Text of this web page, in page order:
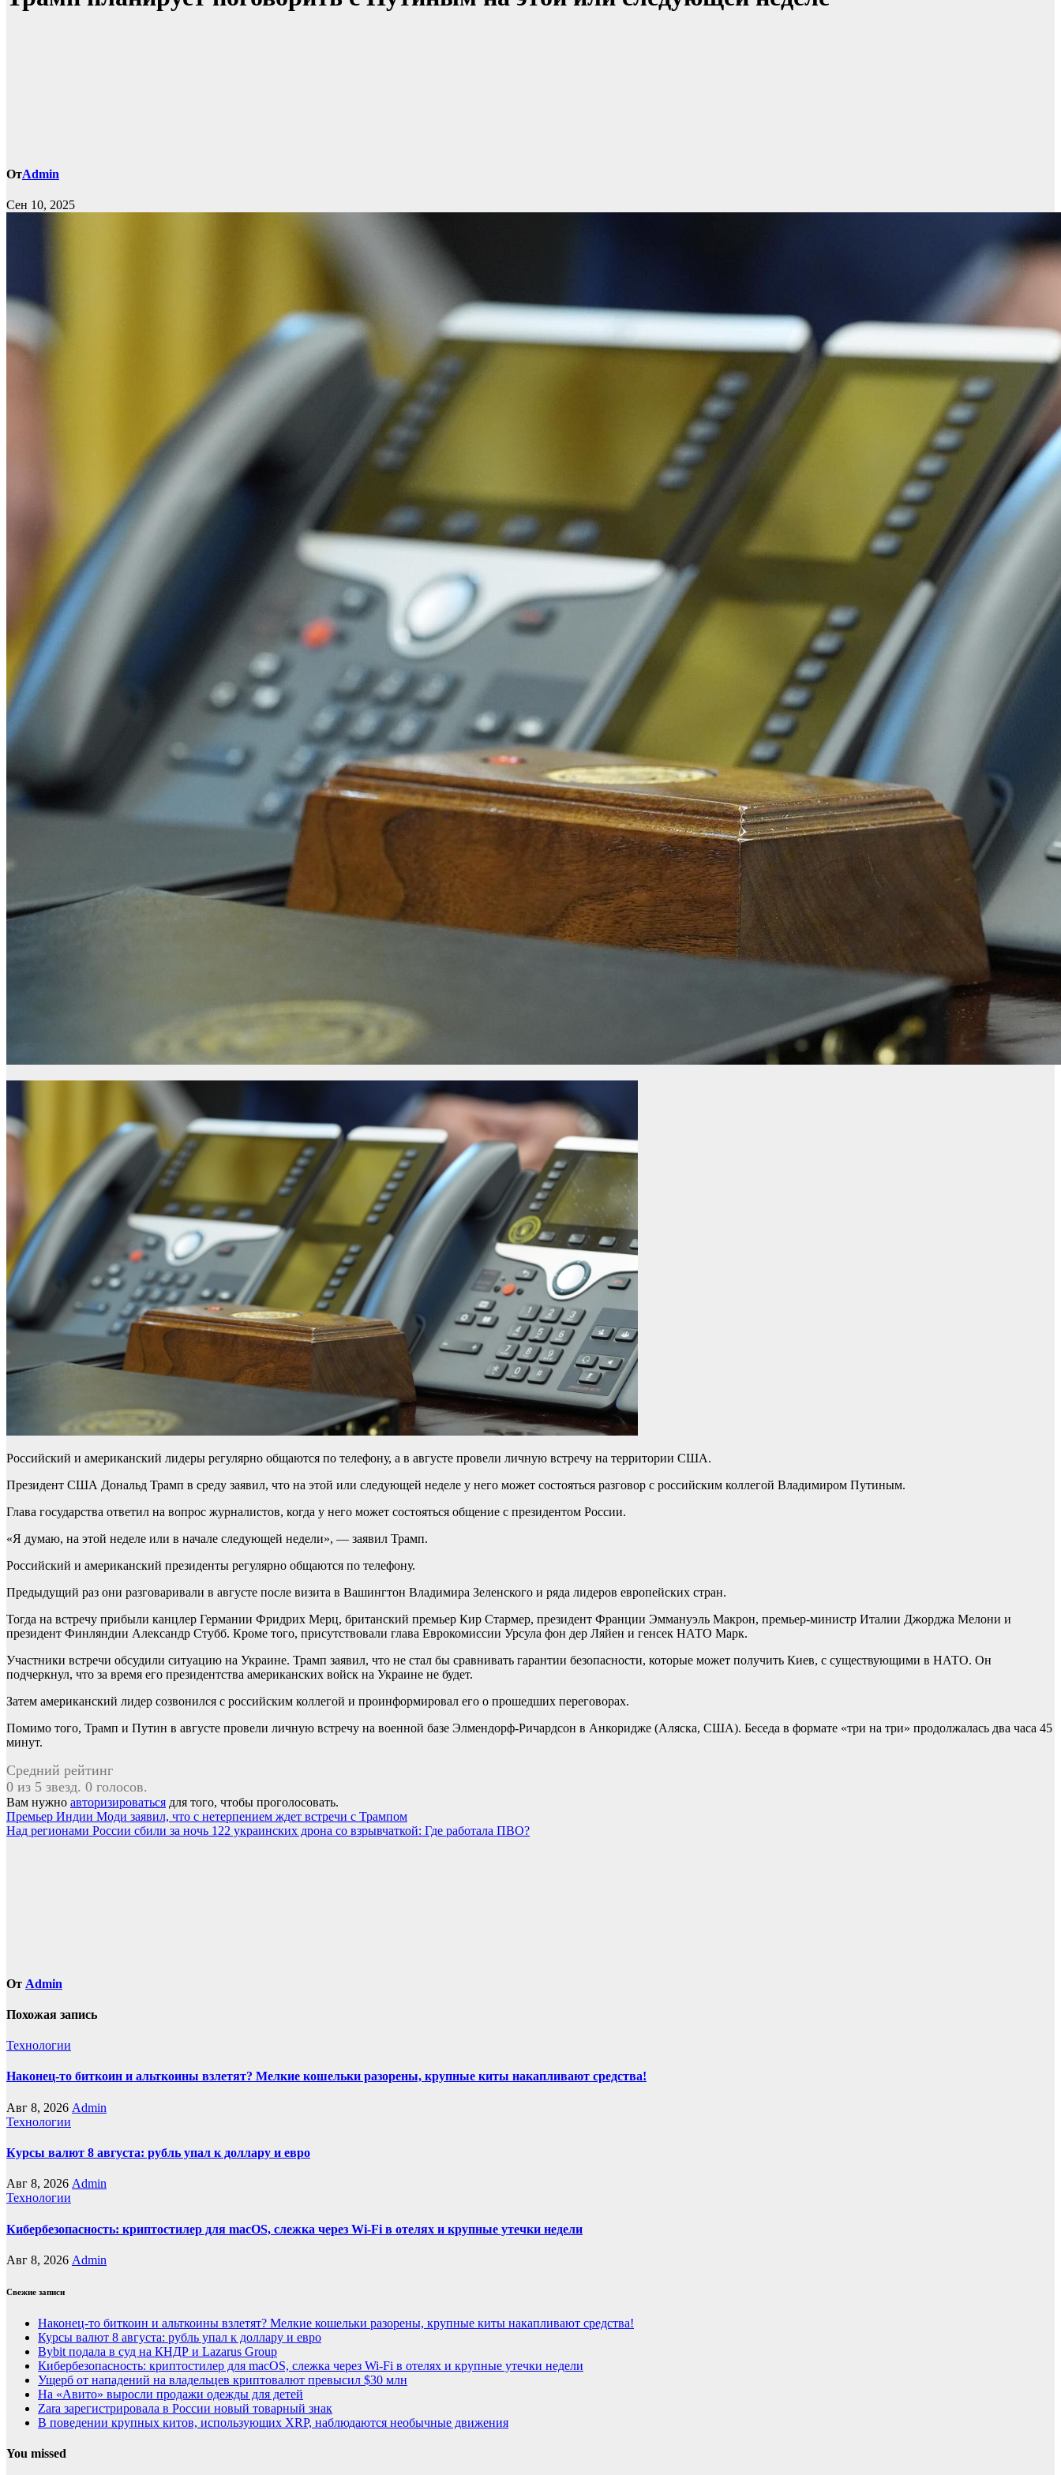
ОтAdmin
Сен 10, 2025
Российский и американский лидеры регулярно общаются по телефону, а в августе провели личную встречу на территории США.
Президент США Дональд Трамп в среду заявил, что на этой или следующей неделе у него может состояться разговор с российским коллегой Владимиром Путиным.
Глава государства ответил на вопрос журналистов, когда у него может состояться общение с президентом России.
«Я думаю, на этой неделе или в начале следующей недели», — заявил Трамп.
Российский и американский президенты регулярно общаются по телефону.
Предыдущий раз они разговаривали в августе после визита в Вашингтон Владимира Зеленского и ряда лидеров европейских стран.
Тогда на встречу прибыли канцлер Германии Фридрих Мерц, британский премьер Кир Стармер, президент Франции Эммануэль Макрон, премьер-министр Италии Джорджа Мелони и
президент Финляндии Александр Стубб. Кроме того, присутствовали глава Еврокомиссии Урсула фон дер Ляйен и генсек НАТО Марк.
Участники встречи обсудили ситуацию на Украине. Трамп заявил, что не стал бы сравнивать гарантии безопасности, которые может получить Киев, с существующими в НАТО. Он
подчеркнул, что за время его президентства американских войск на Украине не будет.
Затем американский лидер созвонился с российским коллегой и проинформировал его о прошедших переговорах.
Помимо того, Трамп и Путин в августе провели личную встречу на военной базе Элмендорф-Ричардсон в Анкоридже (Аляска, США). Беседа в формате «три на три» продолжалась два часа 45
минут.
Средний рейтинг
0 из 5 звезд. 0 голосов.
Вам нужно авторизироваться для того, чтобы проголосовать.
Навигация
по
Премьер Индии Моди заявил, что с нетерпением ждет встречи с Трампом
Над регионами России сбили за ночь 122 украинских дрона со взрывчаткой: Где работала ПВО?
От Admin
Похожая запись
Технологии
Наконец-то биткоин и альткоины взлетят? Мелкие кошельки разорены, крупные киты накапливают средства!
Авг 8, 2026 Admin
Технологии
Курсы валют 8 августа: рубль упал к доллару и евро
Авг 8, 2026 Admin
Технологии
Кибербезопасность: криптостилер для macOS, слежка через Wi-Fi в отелях и крупные утечки недели
Авг 8, 2026 Admin
Свежие записи
Наконец-то биткоин и альткоины взлетят? Мелкие кошельки разорены, крупные киты накапливают средства!
Курсы валют 8 августа: рубль упал к доллару и евро
Bybit подала в суд на КНДР и Lazarus Group
Кибербезопасность: криптостилер для macOS, слежка через Wi-Fi в отелях и крупные утечки недели
Ущерб от нападений на владельцев криптовалют превысил $30 млн
На «Авито» выросли продажи одежды для детей
Zara зарегистрировала в России новый товарный знак
В поведении крупных китов, использующих XRP, наблюдаются необычные движения
You missed